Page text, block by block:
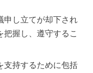
申し立てが却下され
把握し、遵守するこ
支持するために包括